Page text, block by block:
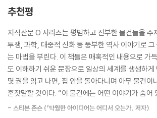
려 있었다. 나는 더 혼란스러워졌다. 무엇에 대한 죄
것?
--- p.180
우리의 유아차는, 정확히 말하자면 ‘우리의 많은 유
보면서는 불가능하리라고 생각했던 것들을 가능하
--- p.203
횡단한 그 모든 길 위의 시간이 우리를 변화시켰다는
갔다. _203~204쪽
한편 육아는 아이를 중심으로 세상이 재편되는 과정
의 이름과 정체성은 지워지기 쉽다. 유아차는 양육
에서 벗어나 세상과 연결될 수 있도록 이끌어주기
또래의 아이를 키우는 엄마 모임에 참여하여 유아차
유아차의 물리적 구조 덕분이기도 하다. 아이와 양
추천평
지식산문 O 시리즈는 평범하고 진부한 물건들을 주
투쟁, 과학, 대중적 신화 등 풍부한 역사 이야기로
는 마법을 부린다. 이 책들은 매혹적인 내용으로 가
도 이해하기 쉬운 문장으로 일상의 세계를 생생하게
몇 권을 읽고 나면, 집 안을 돌아다니며 아무 물건이
혼잣말할 것이다. “이 물건에는 어떤 이야기가 숨어
- 스티븐 존슨 (『탁월한 아이디어는 어디서 오는가』 저자)